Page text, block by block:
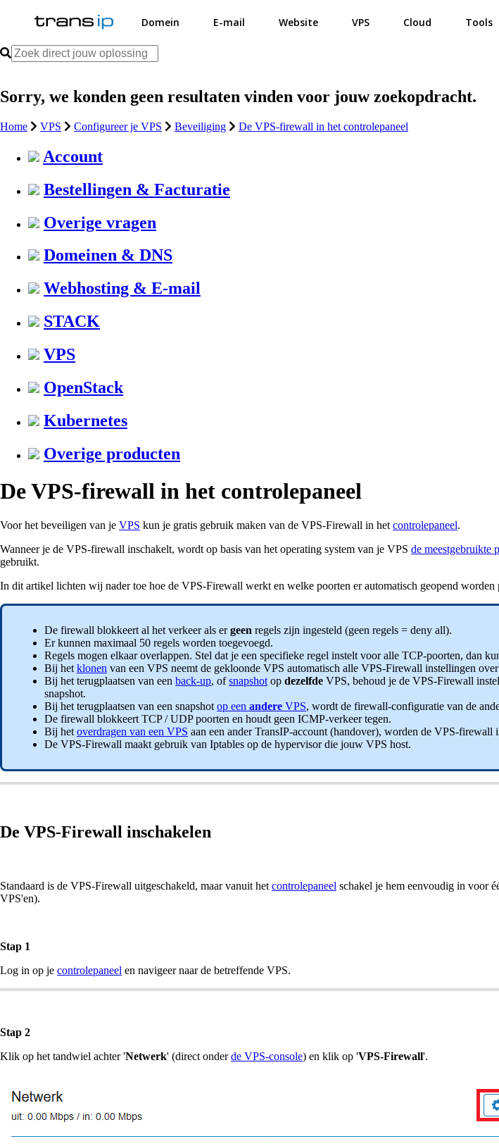
Domein E-mail Website VPS Cloud Tools
Sorry, we konden geen resultaten vinden voor jouw zoekopdracht.
Home VPS Configureer je VPS Beveiliging De VPS-firewall in het controlepaneel
Account
Bestellingen & Facturatie
Overige vragen
Domeinen & DNS
Webhosting & E-mail
STACK
VPS
OpenStack
Kubernetes
Overige producten
De VPS-firewall in het controlepaneel
Voor het beveiligen van je VPS kun je gratis gebruik maken van de VPS-Firewall in het controlepaneel.
Wanneer je de VPS-firewall inschakelt, wordt op basis van het operating system van je VPS de meestgebruikte
gebruikt.
In dit artikel lichten wij nader toe hoe de VPS-Firewall werkt en welke poorten er automatisch geopend worden
De firewall blokkeert al het verkeer als ergeen regels zijn ingesteld (geen regels = deny all).
Er kunnen maximaal 50 regels worden toegevoegd.
Regels mogen elkaar overlappen. Stel dat je een specifieke regel instelt voor alle TCP-poorten, dan
Bij het klonen van een VPS neemt de gekloonde VPS automatisch alle VPS-Firewall instellingen
Bij het terugplaatsen van een back-up, ofsnapshot op dezelfde VPS, behoud je de VPS-Firewall
snapshot.
Bij het terugplaatsen van een snapshot op een andere VPS, wordt de firewall-configuratie van de
De firewall blokkeert TCP / UDP poorten en houdt geen ICMP-verkeer tegen.
Bij het overdragen van een VPS aan een ander TransIP-account (handover), worden de VPS-firewall
De VPS-Firewall maakt gebruik van Iptables op de hypervisor die jouw VPS host.
De VPS-Firewall inschakelen
Standaard is de VPS-Firewall uitgeschakeld, maar vanuit het controlepaneel schakel je hem eenvoudig in voor
VPS'en).
Stap 1
Log in op je controlepaneel en navigeer naar de betreffende VPS.
Stap 2
Klik op het tandwiel achter 'Netwerk' (direct onderde VPS-console) en klik op 'VPS-Firewall'.